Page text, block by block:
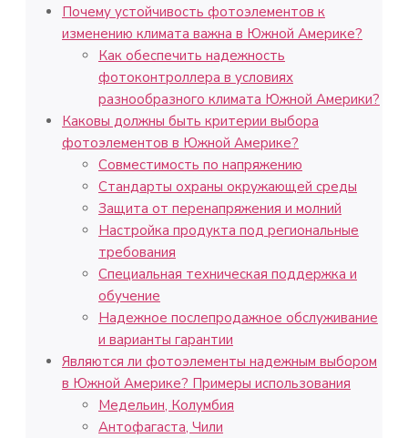
Почему устойчивость фотоэлементов к
изменению климата важна в Южной Америке?
Как обеспечить надежность
фотоконтроллера в условиях
разнообразного климата Южной Америки?
Каковы должны быть критерии выбора
фотоэлементов в Южной Америке?
Совместимость по напряжению
Стандарты охраны окружающей среды
Защита от перенапряжения и молний
Настройка продукта под региональные
требования
Специальная техническая поддержка и
обучение
Надежное послепродажное обслуживание
и варианты гарантии
Являются ли фотоэлементы надежным выбором
в Южной Америке? Примеры использования
Медельин, Колумбия
Антофагаста, Чили